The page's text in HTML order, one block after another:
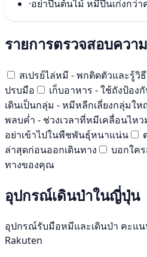
·อย่าปีนต้นไม้ หมีปีนเก่งกว่
รายการตรวจสอบควา
สเปรย์ไล่หมี - พกติดตัวและรู้วิ
ปรบมือ
เก็บอาหาร - ใช้ถังป้อ
เดินเป็นกลุ่ม - หมีหลีกเลี่ยงกลุ่มใ
พลบค่ำ - ช่วงเวลาที่หมีเคลื่อนไห
อย่าเข้าไปในพืชพันธุ์หนาแน่น
ล่าสุดก่อนออกเดินทาง
บอกใค
ทางของคุณ
อุปกรณ์เดินป่าในญี่ปุ่น
อุปกรณ์รับมือหมีและเดินป่า คะแน
Rakuten